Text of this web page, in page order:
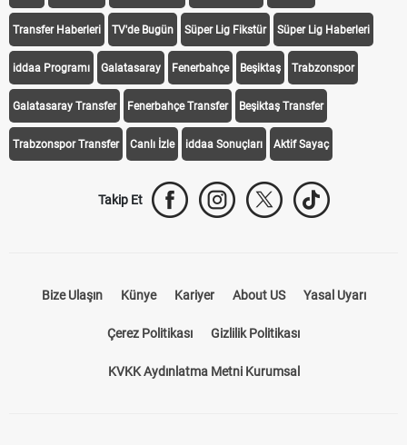
Transfer Haberleri TV'de Bugün Süper Lig Fikstür Süper Lig Haberleri
iddaa Programı Galatasaray Fenerbahçe Beşiktaş Trabzonspor
Galatasaray Transfer Fenerbahçe Transfer Beşiktaş Transfer
Trabzonspor Transfer Canlı İzle iddaa Sonuçları Aktif Sayaç
Takip Et
Bize Ulaşın Künye Kariyer About US Yasal Uyarı
Çerez Politikası Gizlilik Politikası
KVKK Aydınlatma Metni Kurumsal